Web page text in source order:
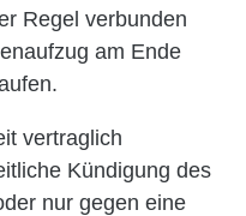
Regel verbunden
am Ende
vertraglich
Kündigung des
nur gegen eine